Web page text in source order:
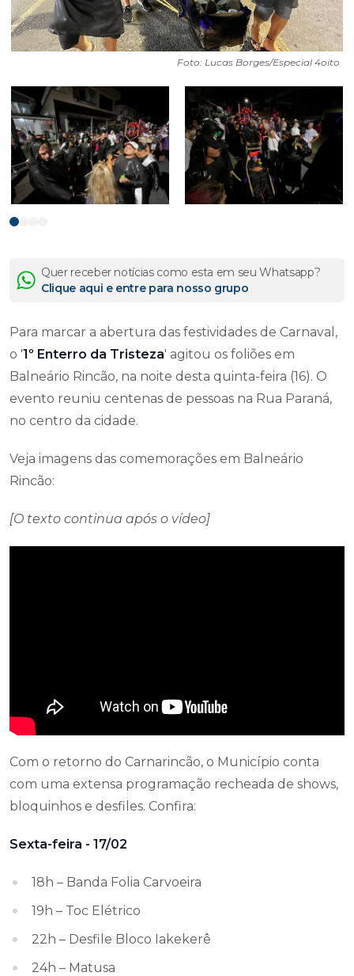
Foto: Lucas Borges/Especial 4oito
Quer receber notícias como esta em seu Whatsapp?
Clique aqui e entre para nosso grupo
Para marcar a abertura das festividades de Carnaval,
o '1º Enterro da Tristeza' agitou os foliões em
Balneário Rincão, na noite desta quinta-feira (16). O
evento reuniu centenas de pessoas na Rua Paraná,
no centro da cidade.
Veja imagens das comemorações em Balneário
Rincão:
[O texto continua após o vídeo]
Com o retorno do Carnarincão, o Município conta
com uma extensa programação recheada de shows,
bloquinhos e desfiles. Confira:
Sexta-feira - 17/02
18h – Banda Folia Carvoeira
19h – Toc Elétrico
22h – Desfile Bloco Iakekerê
24h – Matusa